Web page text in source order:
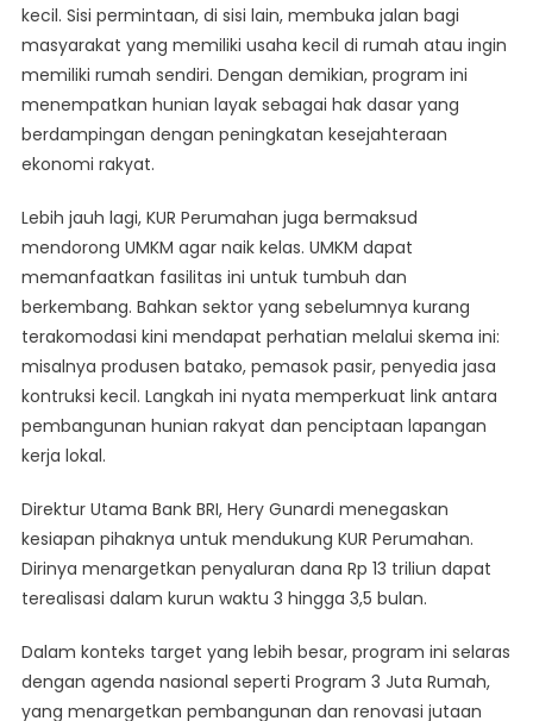
kecil. Sisi permintaan, di sisi lain, membuka jalan bagi
masyarakat yang memiliki usaha kecil di rumah atau ingin
memiliki rumah sendiri. Dengan demikian, program ini
menempatkan hunian layak sebagai hak dasar yang
berdampingan dengan peningkatan kesejahteraan
ekonomi rakyat.
Lebih jauh lagi, KUR Perumahan juga bermaksud
mendorong UMKM agar naik kelas. UMKM dapat
memanfaatkan fasilitas ini untuk tumbuh dan
berkembang. Bahkan sektor yang sebelumnya kurang
terakomodasi kini mendapat perhatian melalui skema ini:
misalnya produsen batako, pemasok pasir, penyedia jasa
kontruksi kecil. Langkah ini nyata memperkuat link antara
pembangunan hunian rakyat dan penciptaan lapangan
kerja lokal.
Direktur Utama Bank BRI, Hery Gunardi menegaskan
kesiapan pihaknya untuk mendukung KUR Perumahan.
Dirinya menargetkan penyaluran dana Rp 13 triliun dapat
terealisasi dalam kurun waktu 3 hingga 3,5 bulan.
Dalam konteks target yang lebih besar, program ini selaras
dengan agenda nasional seperti Program 3 Juta Rumah,
yang menargetkan pembangunan dan renovasi jutaan